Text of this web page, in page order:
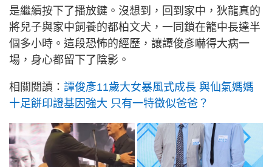
是繼續按下了播放鍵。沒想到，回到家中，狄龍真的
將兒子與家中飼養的都柏文犬，一同鎖在籠中長達半
個多小時。這段恐怖的經歷，讓譚俊彥嚇得大病一
場，身心都留下了陰影。
相關閱讀： 譚俊彥11歲大女暴風式成長 與仙氣媽媽
十足餅印證基因強大 只有一特徵似爸爸？